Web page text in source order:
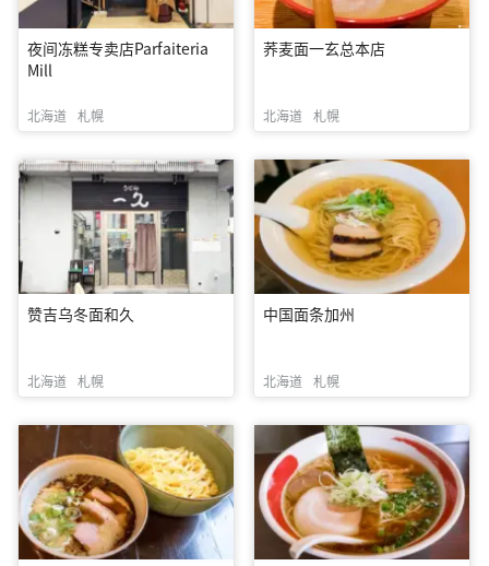
夜间冻糕专卖店Parfaiteria
Mill
北海道 札幌
荞麦面一玄总本店
北海道 札幌
赞吉乌冬面和久
北海道 札幌
中国面条加州
北海道 札幌